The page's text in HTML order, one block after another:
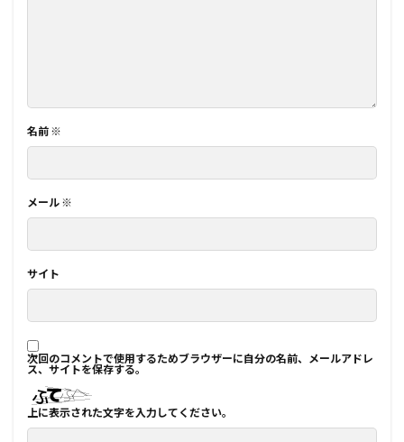
名前 ※
メール ※
サイト
次回のコメントで使用するためブラウザーに自分の名前、メールアドレ
ス、サイトを保存する。
上に表示された文字を入力してください。